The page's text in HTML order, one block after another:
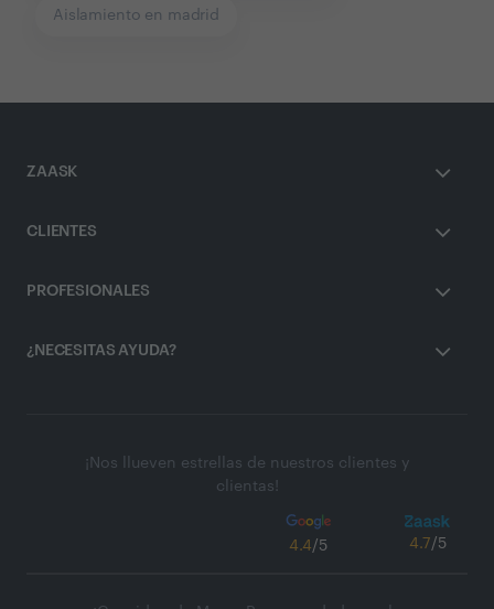
Aislamiento en madrid
ZAASK
CLIENTES
PROFESIONALES
¿NECESITAS AYUDA?
¡Nos llueven estrellas de nuestros clientes y
clientas!
4.4/5 4.7/5